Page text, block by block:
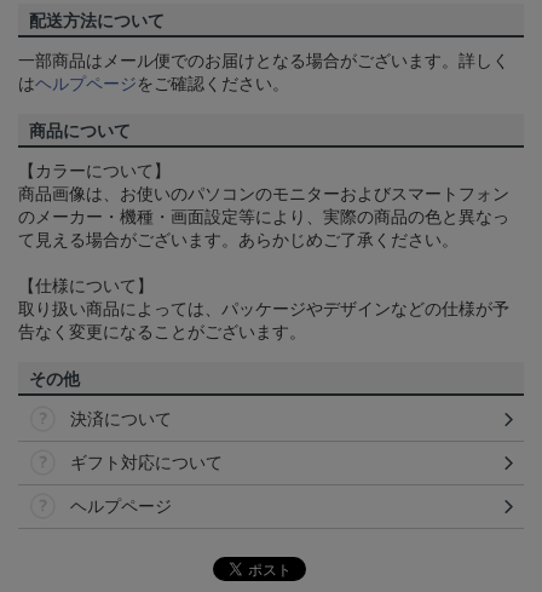
配送方法について
一部商品はメール便でのお届けとなる場合がございます。詳しく
はヘルプページをご確認ください。
商品について
【カラーについて】
商品画像は、お使いのパソコンのモニターおよびスマートフォン
のメーカー・機種・画面設定等により、実際の商品の色と異なっ
て見える場合がございます。あらかじめご了承ください。
【仕様について】
取り扱い商品によっては、パッケージやデザインなどの仕様が予
告なく変更になることがございます。
その他
決済について
ギフト対応について
ヘルプページ